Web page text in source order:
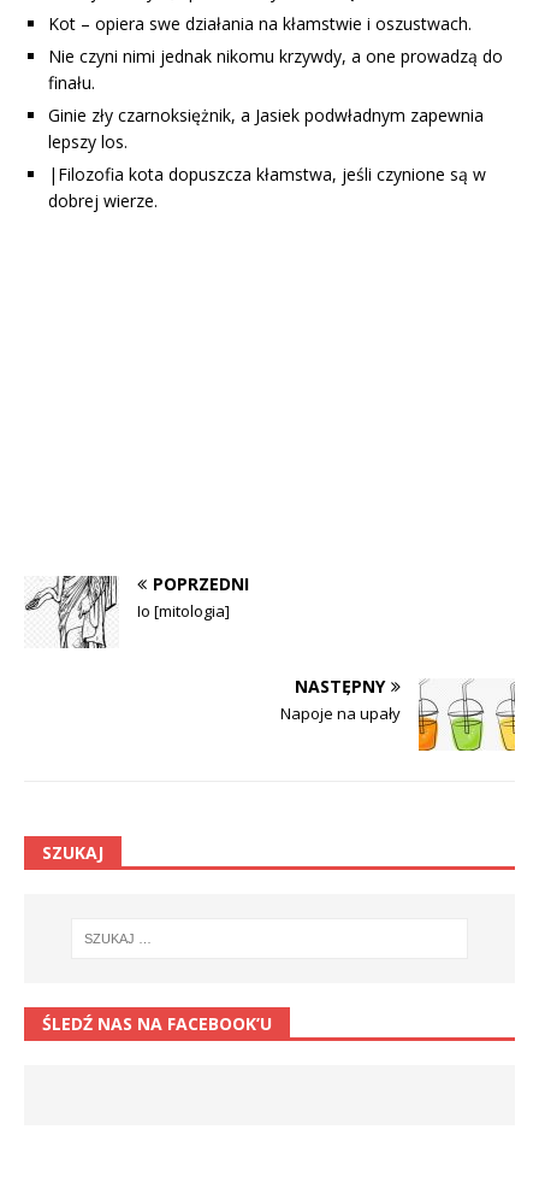
Kot – opiera swe działania na kłamstwie i oszustwach.
Nie czyni nimi jednak nikomu krzywdy, a one prowadzą do
finału.
Ginie zły czarnoksiężnik, a Jasiek podwładnym zapewnia
lepszy los.
|Filozofia kota dopuszcza kłamstwa, jeśli czynione są w
dobrej wierze.
POPRZEDNI
Io [mitologia]
NASTĘPNY
Napoje na upały
SZUKAJ
ŚLEDŹ NAS NA FACEBOOK’U